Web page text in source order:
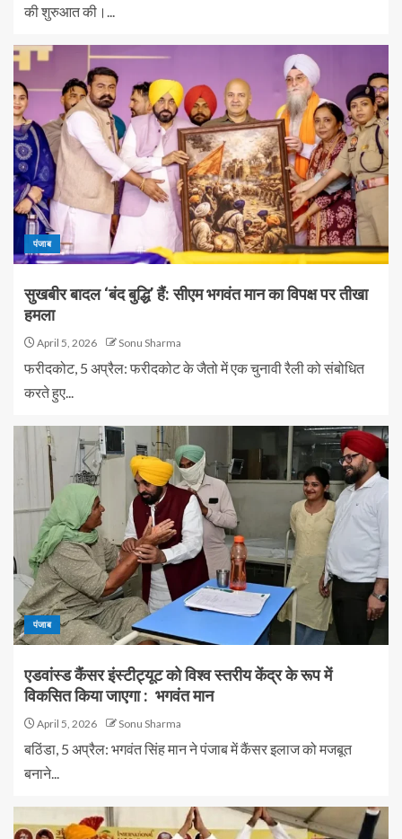
की शुरुआत की।...
पंजाब
सुखबीर बादल ‘बंद बुद्धि’ हैं: सीएम भगवंत मान का विपक्ष पर तीखा
हमला
April 5, 2026 Sonu Sharma
फरीदकोट, 5 अप्रैल: फरीदकोट के जैतो में एक चुनावी रैली को संबोधित
करते हुए...
पंजाब
एडवांस्ड कैंसर इंस्टीट्यूट को विश्व स्तरीय केंद्र के रूप में
विकसित किया जाएगा : भगवंत मान
April 5, 2026 Sonu Sharma
बठिंडा, 5 अप्रैल: भगवंत सिंह मान ने पंजाब में कैंसर इलाज को मजबूत
बनाने...